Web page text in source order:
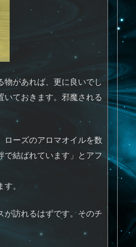
があれば、更に良いでし
いておきます。邪魔される
ローズのアロマオイルを数
結ばれています」とアフ
。
が訪れるはずです。そのチ